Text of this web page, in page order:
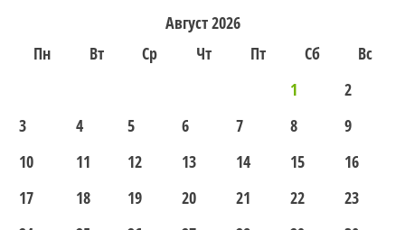
Август 2026
Пн
Вт Ср Чт Пт Сб
Вс
1
2
3
4 5 6 7 8
9
10
11 12 13 14 15
16
17
18 19 20 21 22
23